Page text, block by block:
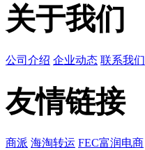
关于我们
公司介绍 企业动态 联系我们
友情链接
商派 海淘转运 FEC富润电商